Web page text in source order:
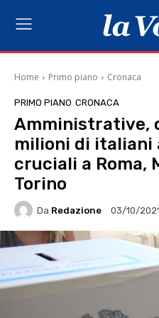
Home Primo piano Cronaca
PRIMO PIANO CRONACA
Amministrative,
milioni di italiani
cruciali a Roma,
Torino
Da Redazione 03/10/2021